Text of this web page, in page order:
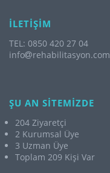
İLETİŞİM
TEL: 0850 420 27 04
info
rehabilitasyon.com
ŞU AN SİTEMİZDE
204 Ziyaretçi
2 Kurumsal Üye
3 Uzman Üye
Toplam 209 Kişi Var